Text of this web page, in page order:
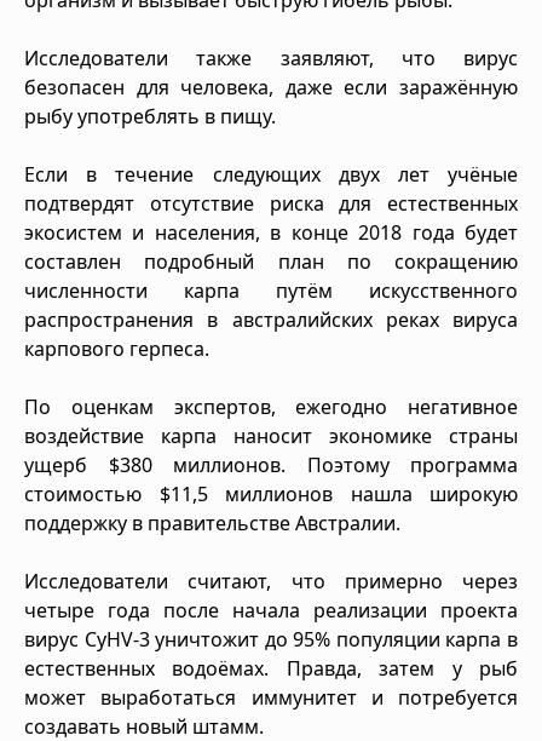
Исследователи также заявляют, что вирус
безопасен для человека, даже если заражённую
рыбу употреблять в пищу.
Если в течение следующих двух лет учёные
подтвердят отсутствие риска для естественных
экосистем и населения, в конце 2018 года будет
составлен подробный план по сокращению
численности карпа путём искусственного
распространения в австралийских реках вируса
карпового герпеса.
По оценкам экспертов, ежегодно негативное
воздействие карпа наносит экономике страны
ущерб $380 миллионов. Поэтому программа
стоимостью $11,5 миллионов нашла широкую
поддержку в правительстве Австралии.
Исследователи считают, что примерно через
четыре года после начала реализации проекта
вирус CyHV-3 уничтожит до 95% популяции карпа в
естественных водоёмах. Правда, затем у рыб
может выработаться иммунитет и потребуется
создавать новый штамм.